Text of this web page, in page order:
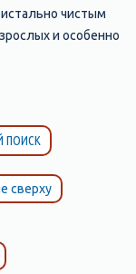
чистым
и особенно
местом
40-метровые
побережье,
городского
Республики
полуострова
- более 12
ПОИСК
сверху